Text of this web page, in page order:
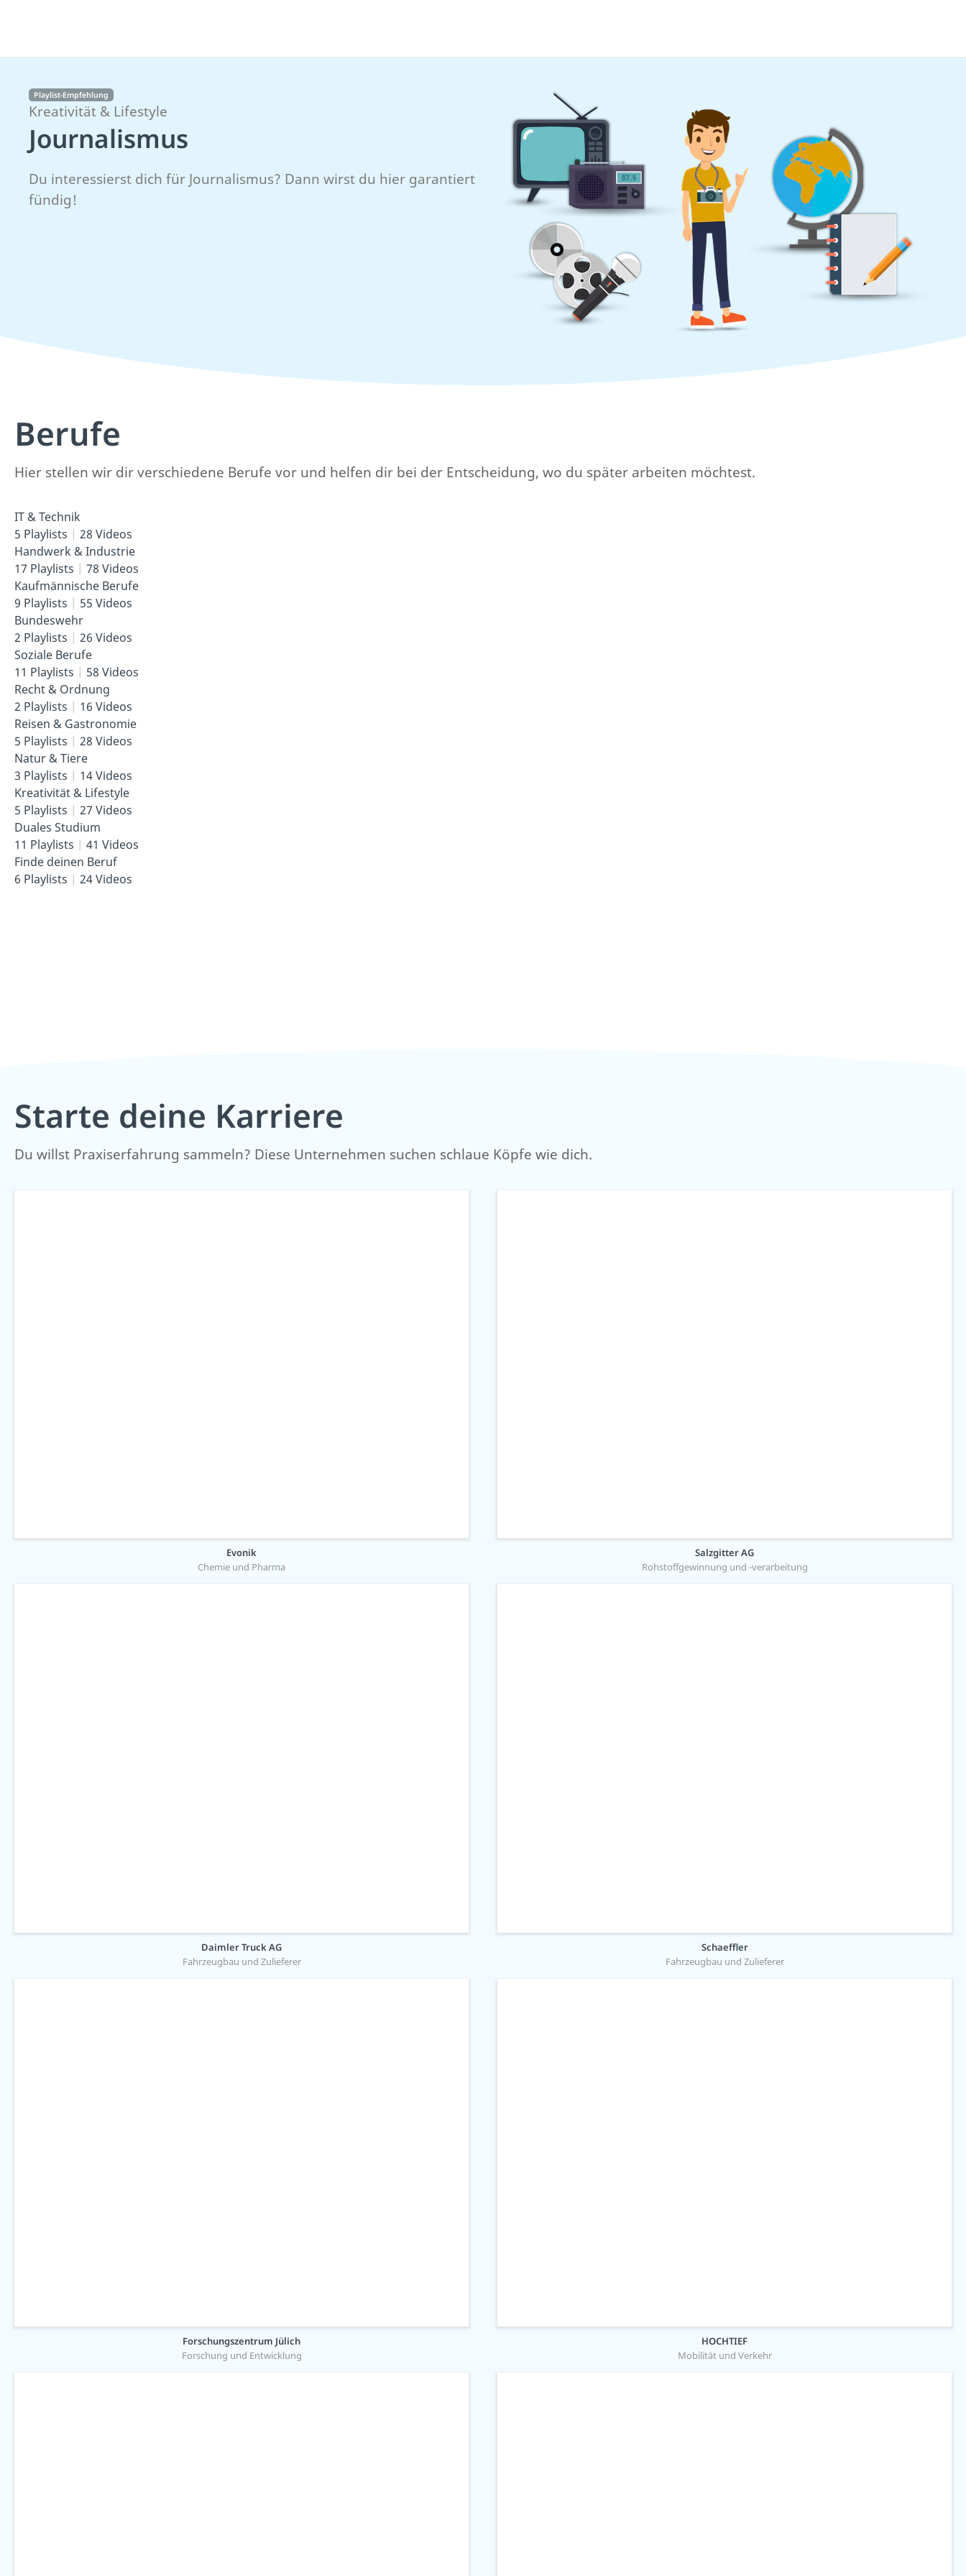
Playlist-Empfehlung
Kreativität & Lifestyle
Journalismus
Du interessierst dich für Journalismus? Dann wirst du hier garantiert
fündig!
Berufe
Hier stellen wir dir verschiedene Berufe vor und helfen dir bei der Entscheidung, wo du später arbeiten möchtest.
IT & Technik
5 Playlists
28 Videos
Handwerk & Industrie
17 Playlists
78 Videos
Kaufmännische Berufe
9 Playlists
55 Videos
Bundeswehr
2 Playlists
26 Videos
Soziale Berufe
11 Playlists
58 Videos
Recht & Ordnung
2 Playlists
16 Videos
Reisen & Gastronomie
5 Playlists
28 Videos
Natur & Tiere
3 Playlists
14 Videos
Kreativität & Lifestyle
5 Playlists
27 Videos
Duales Studium
11 Playlists
41 Videos
Finde deinen Beruf
6 Playlists
24 Videos
Starte deine Karriere
Du willst Praxiserfahrung sammeln? Diese Unternehmen suchen schlaue Köpfe wie dich.
Evonik
Chemie und Pharma
Salzgitter AG
Rohstoffgewinnung und -verarbeitung
Daimler Truck AG
Fahrzeugbau und Zulieferer
Schaeffler
Fahrzeugbau und Zulieferer
Forschungszentrum Jülich
Forschung und Entwicklung
HOCHTIEF
Mobilität und Verkehr